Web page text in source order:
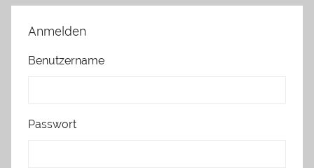
Anmelden
Benutzername
Passwort